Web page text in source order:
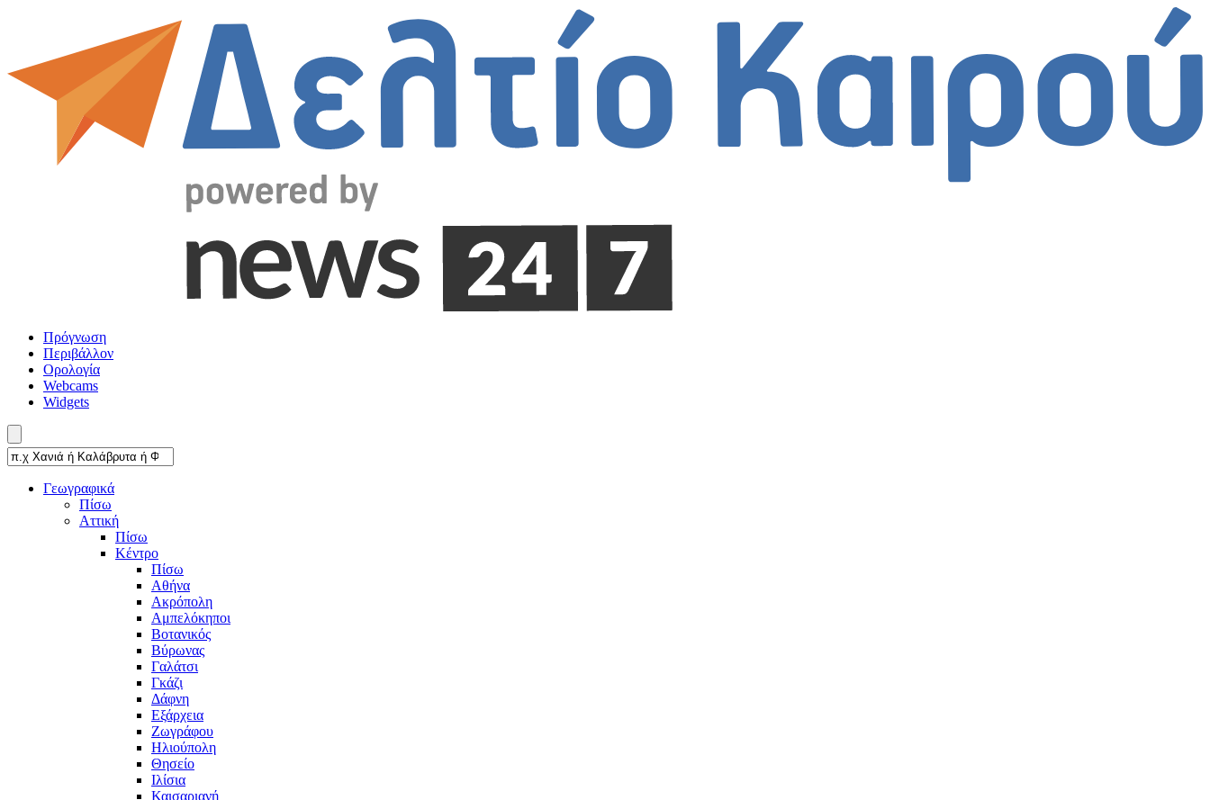
Πρόγνωση
Περιβάλλον
Ορολογία
Webcams
Widgets
Γεωγραφικά
Πίσω
Αττική
Πίσω
Κέντρο
Πίσω
Αθήνα
Ακρόπολη
Αμπελόκηποι
Βοτανικός
Βύρωνας
Γαλάτσι
Γκάζι
Δάφνη
Εξάρχεια
Ζωγράφου
Ηλιούπολη
Θησείο
Ιλίσια
Καισαριανή